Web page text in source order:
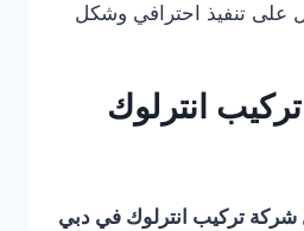
على تنفيذ احترافي وشكل
انترلوك
شركة تركيب انترلوك في دبي